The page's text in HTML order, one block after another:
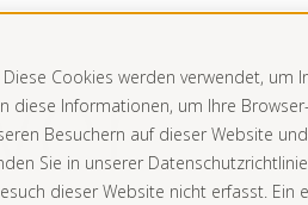
Cookies werden verwendet, um
diese Informationen, um Ihre
Besuchern auf dieser Website
Sie in unserer
dieser Website nicht erfasst. Ein